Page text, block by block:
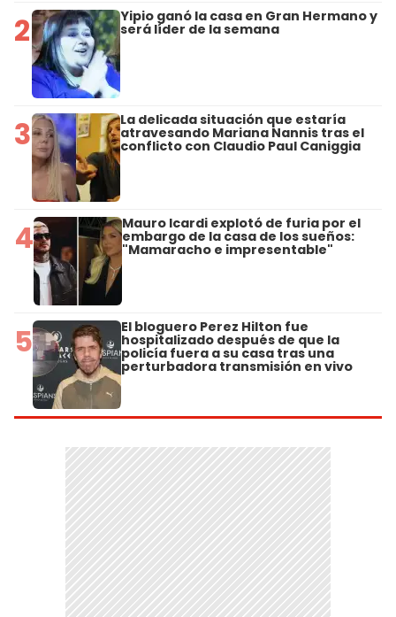
2 Yipio ganó la casa en Gran Hermano y
será líder de la semana
3 La delicada situación que estaría
atravesando Mariana Nannis tras el
conflicto con Claudio Paul Caniggia
4 Mauro Icardi explotó de furia por el
embargo de la casa de los sueños:
"Mamaracho e impresentable"
5 El bloguero Perez Hilton fue
hospitalizado después de que la
policía fuera a su casa tras una
perturbadora transmisión en vivo